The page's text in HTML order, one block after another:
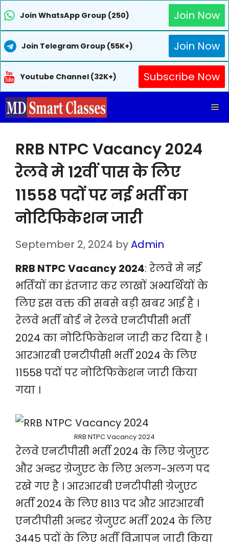
Join WhatsApp Group (250) Join Now
Join Telegram Group (55K+) Join Now
Youtube Channel (32K+)
Subscribe Now
Skip
to
RRB NTPC Vacancy 2024
रेलवे मे 12वीं पास के लिए
11558 पदों पर नई भर्ती का
नोटिफिकेशन जारी
September 2, 2024 byAdmin
RRB NTPC Vacancy 2024: रेलवे मे नई
भर्तियों का इंतजार कर लाखों अभ्यर्थियों के
लिए इस वक्त की सबसे बड़ी खबर आई है ।
रेलवे भर्ती बोर्ड ने रेलवे एनटीपीसी भर्ती
2024 का नोटिफिकेशन जारी कर दिया है ।
आरआरबी एनटीपीसी भर्ती 2024 के लिए
11558 पदों पर नोटिफिकेशन जारी किया
गया ।
RRB NTPC Vacancy 2024
रेलवे एनटीपीसी भर्ती 2024 के लिए ग्रेजुएट
और अन्डर ग्रेजुएट के लिए अलग-अलग पद
रखे गए है । आरआरबी एनटीपीसी ग्रेजुएट
भर्ती 2024 के लिए 8113 पद और आरआरबी
एनटीपीसी अन्डर ग्रेजुएट भर्ती 2024 के लिए
3445 पदों के लिए भर्ती विज्ञापन जारी किया